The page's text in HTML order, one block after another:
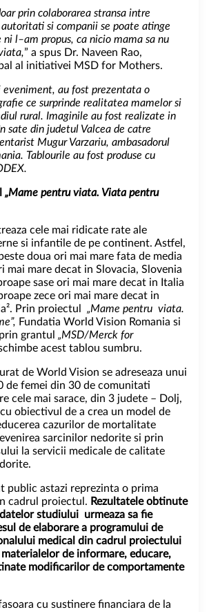
prin colaborarea stransa intre
si companii se poate atinge
ni l–am propus, ca nicio mama sa nu
” a spus Dr. Naveen Rao,
al initiativei MSD for Mothers.
eveniment, au fost prezentata o
ce surprinde realitatea mamelor si
rural. Imaginile au fost realizate in
sate din judetul Valcea de catre
Mugur Varzariu, ambasadorul
Tablourile au fost produse cu
.
„Mame pentru viata. Viata pentru
cele mai ridicate rate ale
si infantile de pe continent. Astfel,
doua ori mai mare fata de media
mai mare decat in Slovacia, Slovenia
sase ori mai mare decat in Italia
zece ori mai mare decat in
Prin proiectul
„Mame pentru viata.
Fundatia World Vision Romania si
grantul „MSD/Merck for
acest tablou sumbru.
de World Vision se adreseaza unui
de femei din 30 de comunitati
cele mai sarace, din 3 judete – Dolj,
obiectivul de a crea un model de
cazurilor de mortalitate
sarcinilor nedorite si prin
la servicii medicale de calitate
public astazi reprezinta o prima
cadrul proiectul. Rezultatele obtinute
studiului urmeaza sa fie
de elaborare a programului de
medical din cadrul proiectului
de informare, educare,
modificarilor de comportamente
cu sustinere financiara de la